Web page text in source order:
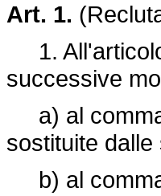
Art. 1.
1.
successive
a) al comma
sostituite dalle
b) al comma